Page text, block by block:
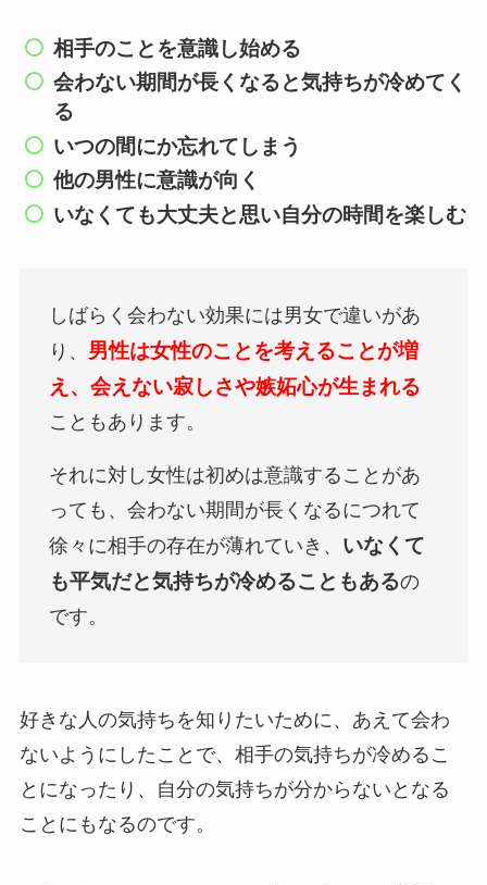
相手のことを意識し始める
会わない期間が長くなると気持ちが冷めてく
る
いつの間にか忘れてしまう
他の男性に意識が向く
いなくても大丈夫と思い自分の時間を楽しむ
しばらく会わない効果には男女で違いがあ
り、 男性は女性のことを考えることが増
え、会えない寂しさや嫉妬心が生まれる
こともあります。
それに対し女性は初めは意識することがあ
っても、会わない期間が長くなるにつれて
徐々に相手の存在が薄れていき、 いなくて
も平気だと気持ちが冷めることもあるの
です。
好きな人の気持ちを知りたいために、あえて会わ
ないようにしたことで、相手の気持ちが冷めるこ
とになったり、自分の気持ちが分からないとなる
ことにもなるのです。